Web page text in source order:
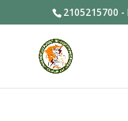
2105215700 -